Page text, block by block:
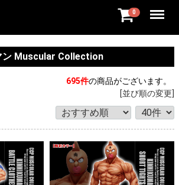
0 Menu
ン Muscular Collection
695件の商品がございます。
[並び順の変更]